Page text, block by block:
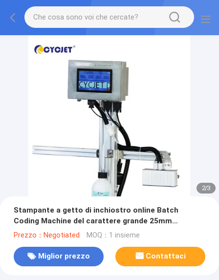
2/3
Stampante a getto di inchiostro online Batch
Coding Machine del carattere grande 25mm
automatico di DOD
Prezzo：Negotiated MOQ：1 insieme
Miglior prezzo Contattaci